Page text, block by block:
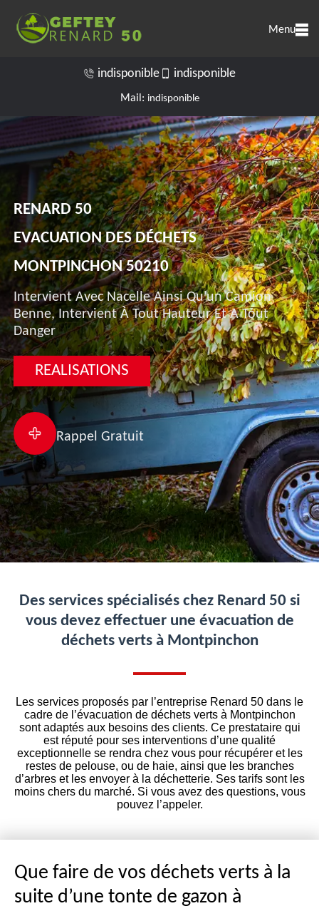
Menu
indisponible indisponible
Mail: indisponible
RENARD 50
EVACUATION DES DÉCHETS
MONTPINCHON 50210
Intervient Avec Nacelle Ainsi Qu'un Camion
Benne, Intervient À Tout Hauteur Et A Tout
Danger
REALISATIONS
Rappel Gratuit
Des services spécialisés chez Renard 50 si
vous devez effectuer une évacuation de
déchets verts à Montpinchon
Les services proposés par l’entreprise Renard 50 dans le
cadre de l’évacuation de déchets verts à Montpinchon
sont adaptés aux besoins des clients. Ce prestataire qui
est réputé pour ses interventions d’une qualité
exceptionnelle se rendra chez vous pour récupérer et les
restes de pelouse, ou de haie, ainsi que les branches
d’arbres et les envoyer à la déchetterie. Ses tarifs sont les
moins chers du marché. Si vous avez des questions, vous
pouvez l’appeler.
Que faire de vos déchets verts à la
suite d’une tonte de gazon à